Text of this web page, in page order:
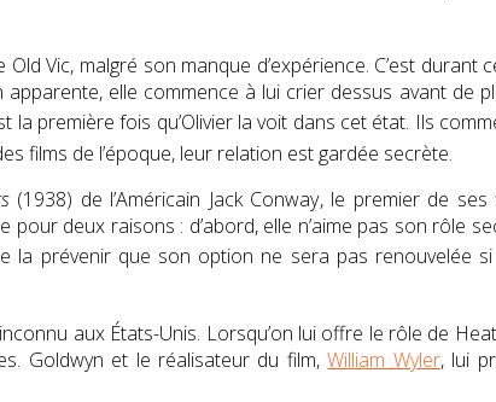
Vic, malgré son manque d’expérience. C’est durant
elle commence à lui crier dessus avant de
la première fois qu’Olivier la voit dans cet état. Ils
films de l’époque, leur relation est gardée secrète.
(1938) de l’Américain Jack Conway, le premier de ses
deux raisons : d’abord, elle n’aime pas son rôle
la prévenir que son option ne sera pas renouvelée si
aux États-Unis. Lorsqu’on lui offre le rôle de
Goldwyn et le réalisateur du film,William Wyler, lui